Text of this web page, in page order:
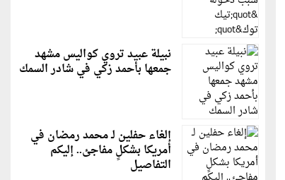
نبيلة عبيد تروي كواليس مشهد
جمعها بأحمد زكي في شادر السمك
إلغاء حفلين لـ محمد رمضان في
أمريكا بشكلٍ مفاجئ.. إليكم
التفاصيل